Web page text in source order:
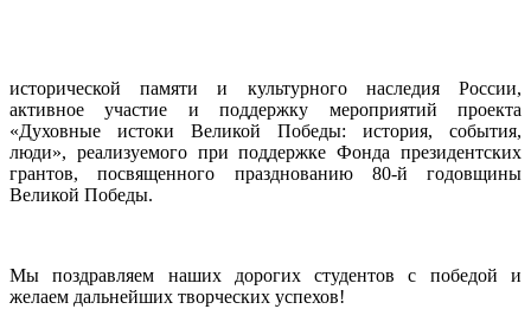
исторической памяти и культурного наследия России,
активное участие и поддержку мероприятий проекта
«Духовные истоки Великой Победы: история, события,
люди», реализуемого при поддержке Фонда президентских
грантов, посвященного празднованию 80-й годовщины
Великой Победы.
Мы поздравляем наших дорогих студентов с победой и
желаем дальнейших творческих успехов!